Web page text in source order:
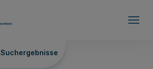
Suchergebnisse